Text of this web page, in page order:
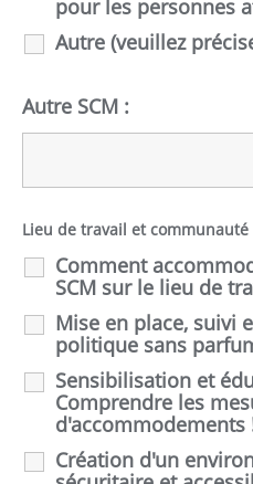
pour les personnes
Autre (veuillez
Autre SCM :
Lieu de travail et communauté
Comment
SCM sur le lieu de
Mise en place, suivi
politique sans
Sensibilisation et
Comprendre les
d'accommodements
Création d'un